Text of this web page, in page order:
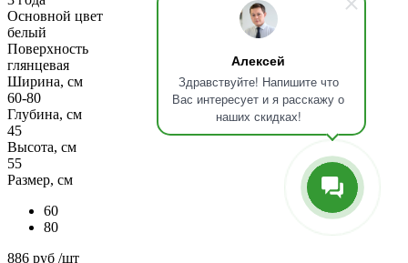
Алексей
Здравствуйте! Напишите что
Вас интересует и я расскажу о
наших скидках!
Основной цвет
белый
Поверхность
глянцевая
Ширина, см
60-80
Глубина, см
45
Высота, см
55
Размер, см
60
80
886 руб /шт